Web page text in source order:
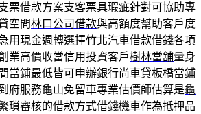
票借款方案支客票具瑕疵針對可協助專
空間林口公司借款與高額度幫助客戶度
用現金週轉選擇竹北汽車借款借錢各項
業高價收當信用投資客戶樹林當舖量身
當鋪最低皆可申辦銀行尚車貸板橋當鋪
府服務龜山免留車專業估價師估算是龜
瑣審核的借款方式借錢機車作為抵押品